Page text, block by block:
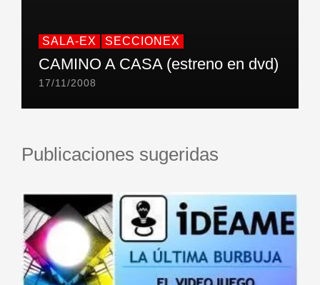
SALA-EX SECCIONEX
CAMINO A CASA (estreno en dvd)
17/11/2008
Publicaciones sugeridas